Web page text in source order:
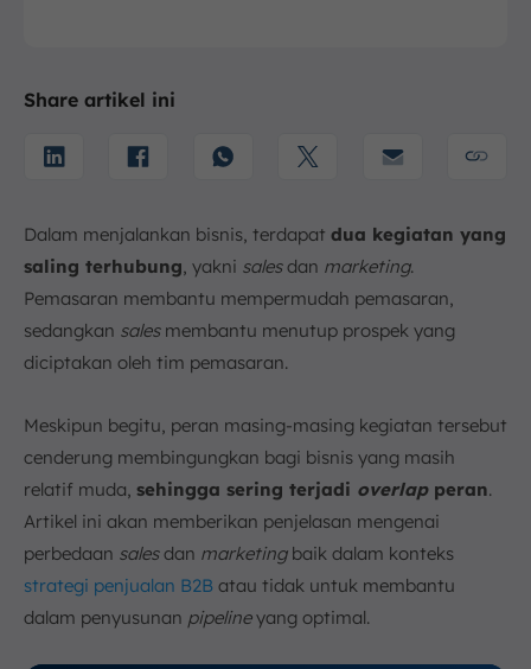
Share artikel ini
Dalam menjalankan bisnis, terdapat dua kegiatan yang
saling terhubung, yakni salesdan marketing.
Pemasaran membantu mempermudah pemasaran,
sedangkan salesmembantu menutup prospek yang
diciptakan oleh tim pemasaran.
Meskipun begitu, peran masing-masing kegiatan tersebut
cenderung membingungkan bagi bisnis yang masih
relatif muda, sehingga sering terjadi overlapperan.
Artikel ini akan memberikan penjelasan mengenai
perbedaan salesdan marketingbaik dalam konteks
strategi penjualan B2B atau tidak untuk membantu
dalam penyusunan pipelineyang optimal.